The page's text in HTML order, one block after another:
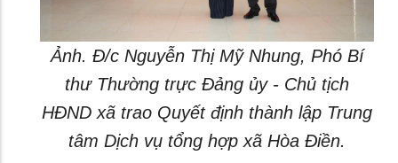
Ảnh. Đ/c Nguyễn Thị Mỹ Nhung, Phó Bí
thư Thường trực Đảng ủy - Chủ tịch
HĐND xã trao Quyết định thành lập Trung
tâm Dịch vụ tổng hợp xã Hòa Điền.